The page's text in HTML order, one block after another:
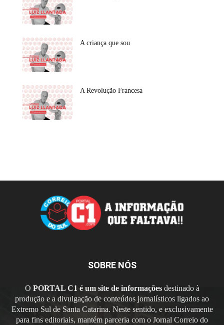
A criança que sou
A Revolução Francesa
SOBRE NÓS
O PORTAL C1 é um site de informaçõesdestinado à
produção e a divulgação de conteúdos jornalísticos ligados ao
Extremo Sul de Santa Catarina. Neste sentido, e exclusivamente
para fins editoriais, mantém parceria com o Jornal Correio do